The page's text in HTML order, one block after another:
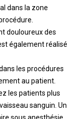
dans la zone
douloureux des
également réalisé
les procédures
au patient.
les patients plus
sanguin. Un